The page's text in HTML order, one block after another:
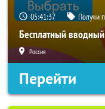
05:41:36 Получи
Бесплатный
Россия
Перейти